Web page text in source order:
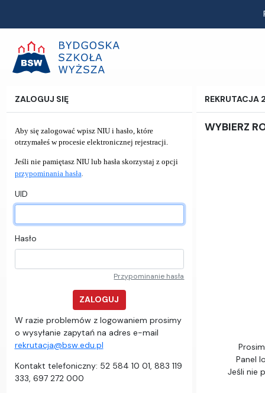
ZALOGUJ SIĘ
Aby się zalogować wpisz NIU i hasło, które
otrzymałeś w procesie elektronicznej rejestracji.
Jeśli nie pamiętasz NIU lub hasła skorzystaj z opcji
przypominania hasła
UID
Hasło
Przypominanie hasła
ZALOGUJ
W razie problemów z logowaniem prosimy
o wysyłanie zapytań na adres e-mail
rekrutacja@bsw.edu.pl
Kontakt telefoniczny: 52 584 10 01, 883 119
333, 697 272 000
WYBIERZ
Panel
Jeśli nie